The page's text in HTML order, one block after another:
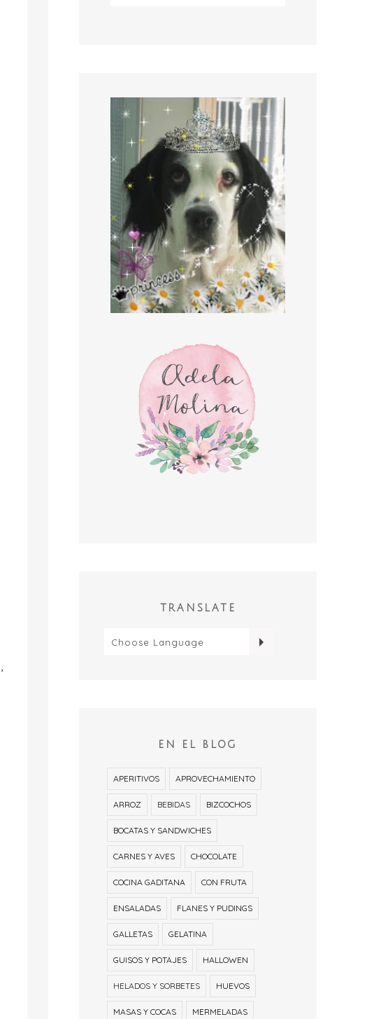
TRANSLATE
EN EL BLOG
APERITIVOS APROVECHAMIENTO
ARROZ BEBIDAS BIZCOCHOS
BOCATAS Y SANDWICHES
CARNES Y AVES CHOCOLATE
COCINA GADITANA CON FRUTA
ENSALADAS FLANES Y PUDINGS
GALLETAS GELATINA
GUISOS Y POTAJES HALLOWEN
HELADOS Y SORBETES HUEVOS
MASAS Y COCAS MERMELADAS